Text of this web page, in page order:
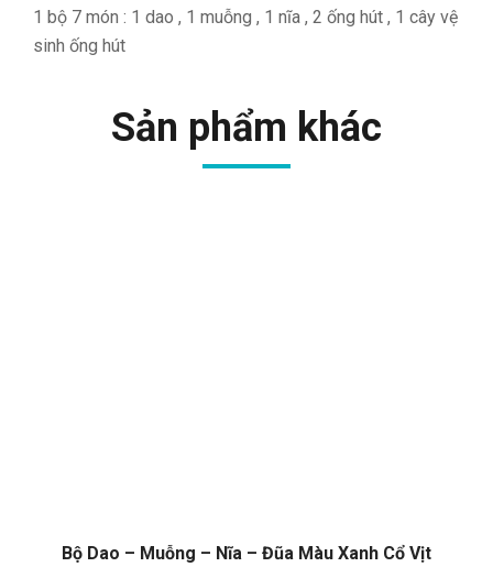
1 bộ 7 món : 1 dao , 1 muỗng , 1 nĩa , 2 ống hút , 1 cây vệ
sinh ống hút
Sản phẩm khác
Bộ Dao – Muỗng – Nĩa – Đũa Màu Xanh Cổ Vịt